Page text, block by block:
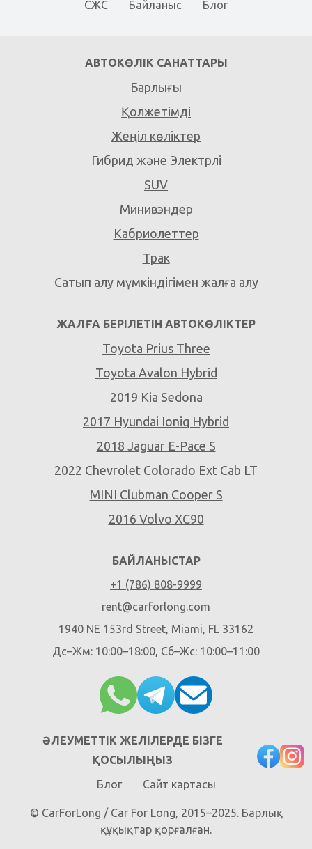
СЖС Байланыс Блог
АВТОКӨЛІК САНАТТАРЫ
Барлығы
Қолжетімді
Жеңіл көліктер
Гибрид және Электрлі
SUV
Минивэндер
Кабриолеттер
Трак
Сатып алу мүмкіндігімен жалға алу
ЖАЛҒА БЕРІЛЕТІН АВТОКӨЛІКТЕР
Toyota Prius Three
Toyota Avalon Hybrid
2019 Kia Sedona
2017 Hyundai Ioniq Hybrid
2018 Jaguar E-Pace S
2022 Chevrolet Colorado Ext Cab LT
MINI Clubman Cooper S
2016 Volvo XC90
БАЙЛАНЫСТАР
+1 (786) 808-9999
rent@carforlong.com
1940 NE 153rd Street, Miami, FL 33162
Дс–Жм: 10:00–18:00, Сб–Жс: 10:00–11:00
ӘЛЕУМЕТТІК ЖЕЛІЛЕРДЕ БІЗГЕ
ҚОСЫЛЫҢЫЗ
Блог
Сайт картасы
© CarForLong / Car For Long, 2015–2025. Барлық
құқықтар қорғалған.